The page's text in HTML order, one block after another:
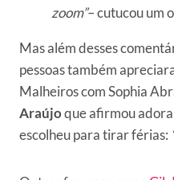
zoom”– cutucou um
Mas além desses
pessoas também
Malheiros com Sophia
Araújoque afirmou
escolheu para tirar férias: